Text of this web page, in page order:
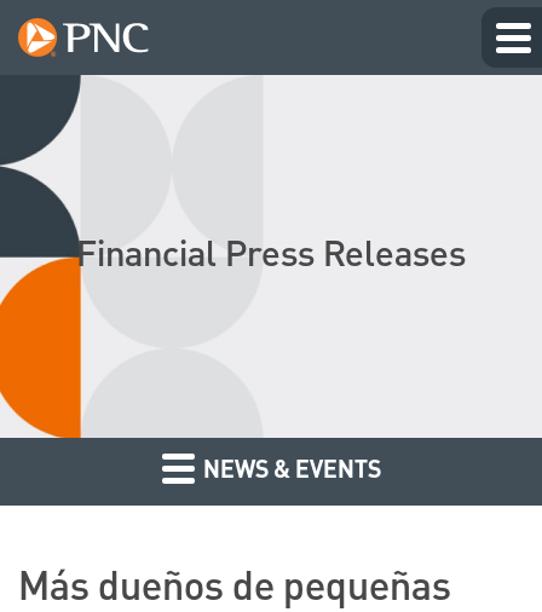
Financial Press Releases
NEWS & EVENTS
Más dueños de pequeñas